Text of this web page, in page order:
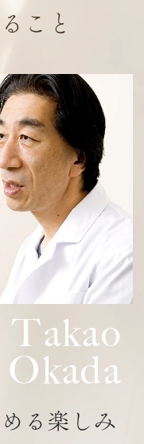
こと
Takao
Okada
る楽しみ